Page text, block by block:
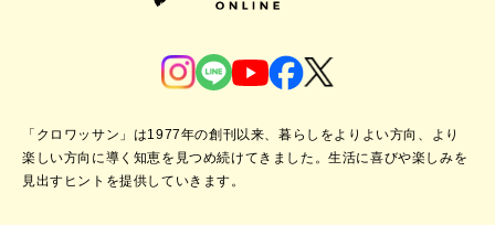
「クロワッサン」は1977年の創刊以来、暮らしをよりよい方向、より
楽しい方向に導く知恵を見つめ続けてきました。生活に喜びや楽しみを
見出すヒントを提供していきます。